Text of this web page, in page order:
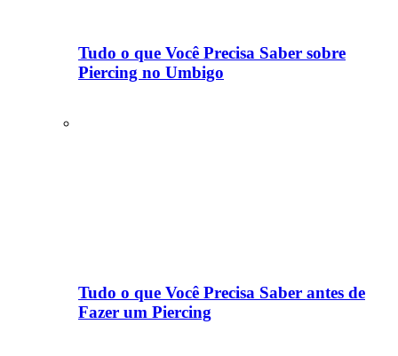
Tudo o que Você Precisa Saber sobre
Piercing no Umbigo
Tudo o que Você Precisa Saber antes de
Fazer um Piercing